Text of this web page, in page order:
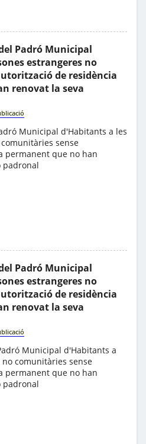
Padró Municipal
estrangeres no
de residència
renovat la seva
Municipal d'Habitants a les
sense
permanent que no han
padronal
Padró Municipal
estrangeres no
de residència
renovat la seva
Municipal d'Habitants a
comunitàries sense
permanent que no han
padronal